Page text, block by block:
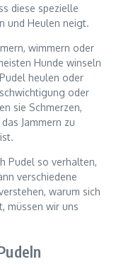
diese spezielle
und Heulen neigt.
wimmern oder
Hunde winseln
heulen oder
oder
sie Schmerzen,
Jammern zu
Pudel so verhalten,
verschiedene
warum sich
müssen wir uns